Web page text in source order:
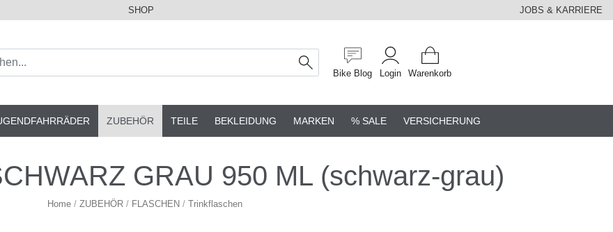
SHOP JOBS & KARRIERE
Bike Blog Login Warenkorb
ZUBEHÖR TEILE BEKLEIDUNG MARKEN % SALE VERSICHERUNG
GRAU 950 ML (schwarz-grau)
Home / ZUBEHÖR / FLASCHEN / Trinkflaschen